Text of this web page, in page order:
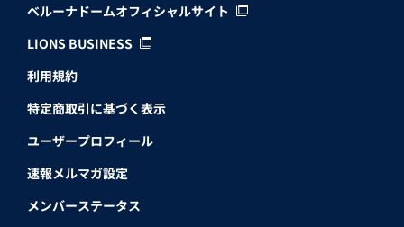
ベルーナドームオフィシャルサイト
LIONS BUSINESS
利用規約
特定商取引に基づく表示
ユーザープロフィール
速報メルマガ設定
メンバーステータス